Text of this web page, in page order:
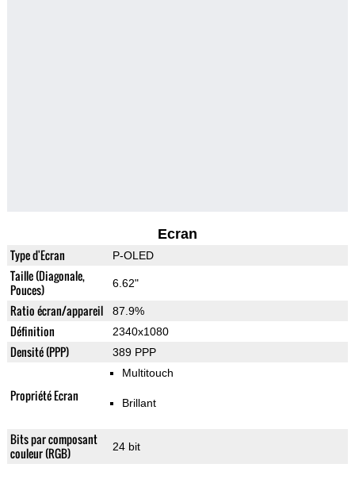
Ecran
Type d'Ecran P-OLED
Taille (Diagonale,
Pouces)
6.62"
Ratio écran/appareil 87.9%
Définition 2340x1080
Densité (PPP) 389 PPP
Propriété Ecran
Multitouch
Brillant
Bits par composant
couleur (RGB)
24 bit